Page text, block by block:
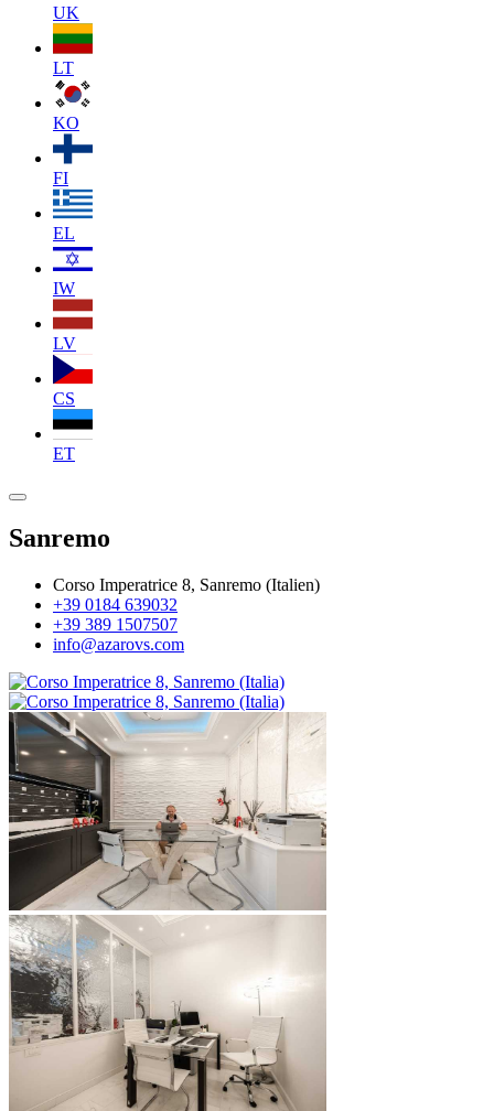
UK
LT
KO
FI
EL
IW
LV
CS
ET
Sanremo
Corso Imperatrice 8, Sanremo (Italien)
+39 0184 639032
+39 389 1507507
info@azarovs.com